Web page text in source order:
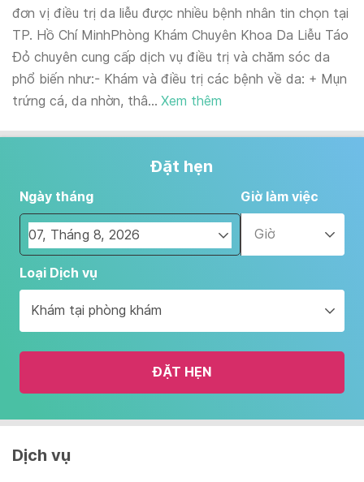
đơn vị điều trị da liễu được nhiều bệnh nhân tin chọn tại
TP. Hồ Chí MinhPhòng Khám Chuyên Khoa Da Liễu Táo
Đỏ chuyên cung cấp dịch vụ điều trị và chăm sóc da
phổ biến như:- Khám và điều trị các bệnh về da: + Mụn
trứng cá, da nhờn, thâ... Xem thêm
Đặt hẹn
Ngày tháng
Navigate
forward
interact
with
the
and
date.
Giờ làm việc
Giờ
Loại Dịch vụ
Khám tại phòng khám
ĐẶT HẸN
Dịch vụ